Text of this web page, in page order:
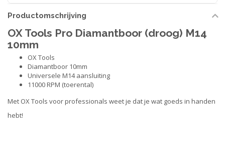
Productomschrijving
OX Tools Pro Diamantboor (droog) M14
10mm
OX Tools
Diamantboor 10mm
Universele M14 aansluiting
11000 RPM (toerental)
Met OX Tools voor professionals weet je dat je wat goeds in handen
hebt!